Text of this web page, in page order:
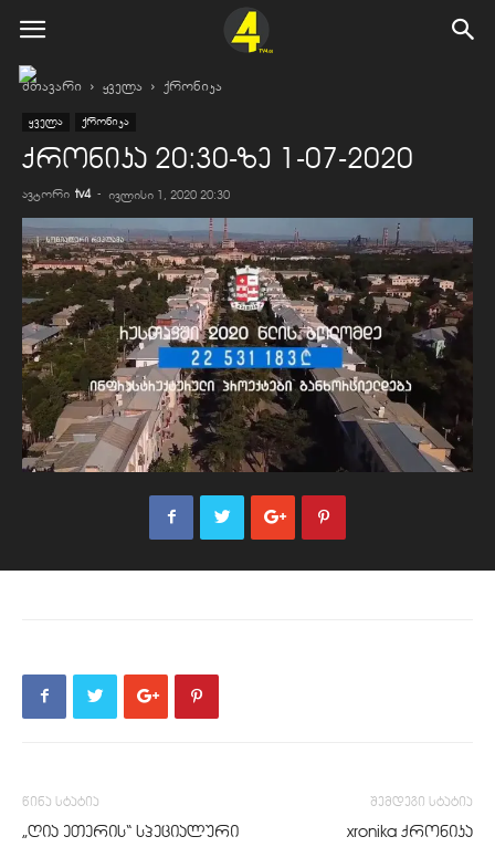
მთავარი ყველა ქრონიკა
ყველა ქრონიკა
ქრონიკა 20:30-ზე 1-07-2020
ავტორი tv4 - ივლისი 1, 2020 20:30
წინა სტატია
„ღია ეთერის“ სპეციალური
შემდეგი სტატია
xronika ქრონიკა